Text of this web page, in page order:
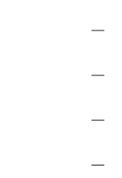
—
—
—
—